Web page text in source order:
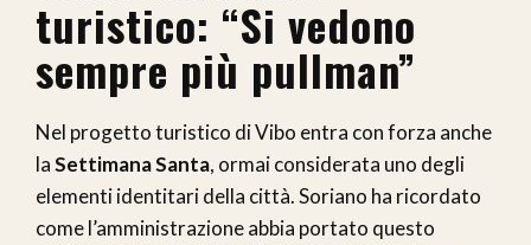
turistico: “Si vedono
sempre più pullman”
Nel progetto turistico di Vibo entra con forza anche
laSettimana Santa, ormai considerata uno degli
elementi identitari della città. Soriano ha ricordato
come l’amministrazione abbia portato questo